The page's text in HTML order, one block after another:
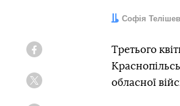
Автор:
Софія
Третього
обласної